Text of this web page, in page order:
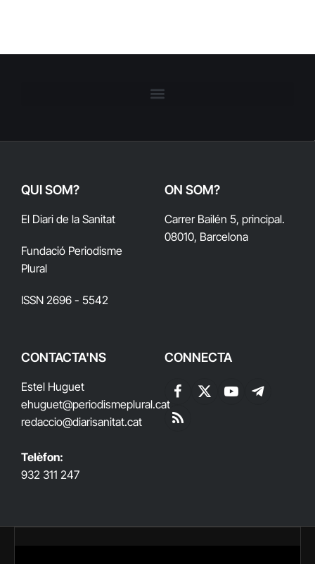
QUI SOM?
El Diari de la Sanitat
Fundació Periodisme
Plural
ISSN 2696 - 5542
ON SOM?
Carrer Bailén 5, principal.
08010, Barcelona
CONTACTA'NS
Estel Huguet
ehuguet@periodismeplural.cat
redaccio@diarisanitat.cat
Telèfon:
932 311 247
CONNECTA
Facebook
X
YouTubeTelegram
RSS